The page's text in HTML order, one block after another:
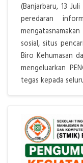
(Banjarbaru, 13
peredaran
sosial, situs
Biro Kehumasan
mengeluarkan
tegas kepada